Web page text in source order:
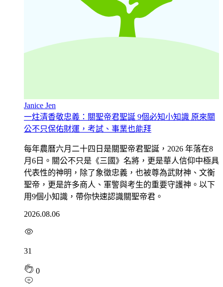
Janice Jen
一炷清香敬忠義：關聖帝君聖誕 9個必知小知識 原來關
公不只保佑財運，考試、事業也能拜
每年農曆六月二十四日是關聖帝君聖誕，2026 年落在8
月6日。關公不只是《三國》名將，更是華人信仰中極具
代表性的神明，除了象徵忠義，也被尊為武財神、文衡
聖帝，更是許多商人、軍警與考生的重要守護神。以下
用9個小知識，帶你快速認識關聖帝君。
2026.08.06
31
0